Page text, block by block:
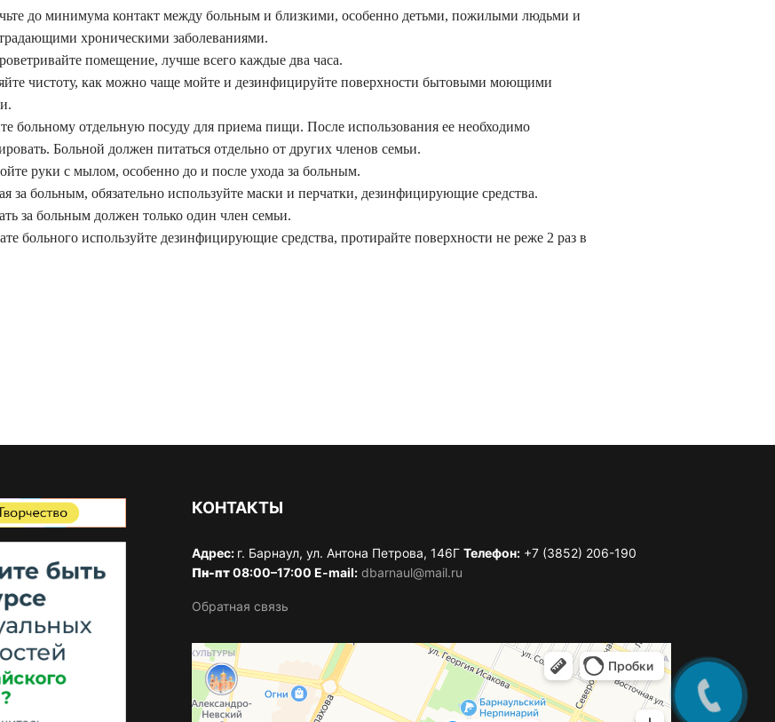
до минимума контакт между больным и близкими, особенно детьми, пожилыми людьми и
хроническими заболеваниями.
помещение, лучше всего каждые два часа.
чистоту, как можно чаще мойте и дезинфицируйте поверхности бытовыми моющими
больному отдельную посуду для приема пищи. После использования ее необходимо
Больной должен питаться отдельно от других членов семьи.
руки с мылом, особенно до и после ухода за больным.
за больным, обязательно используйте маски и перчатки, дезинфицирующие средства.
за больным должен только один член семьи.
больного используйте дезинфицирующие средства, протирайте поверхности не реже 2 раз в
КОНТАКТЫ
Адрес: г. Барнаул, ул. Антона Петрова, 146Г Телефон: +7 (3852) 206-190
Пн-пт08:00–17:00 E-mail: dbarnaul@mail.ru
Обратная связь